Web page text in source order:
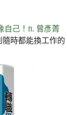
自己！ft. 曾彥菁
時都能換工作的